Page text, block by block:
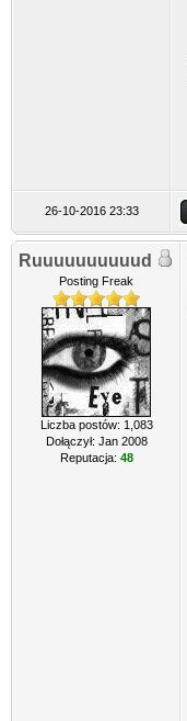
26-10-2016 23:33
Ruuuuuuuuuud
Posting Freak
Liczba postów: 1,083
Dołączył: Jan 2008
Reputacja: 48